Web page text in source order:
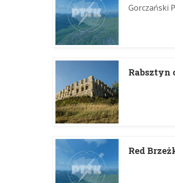
Gorczański
Rabsztyn
Red